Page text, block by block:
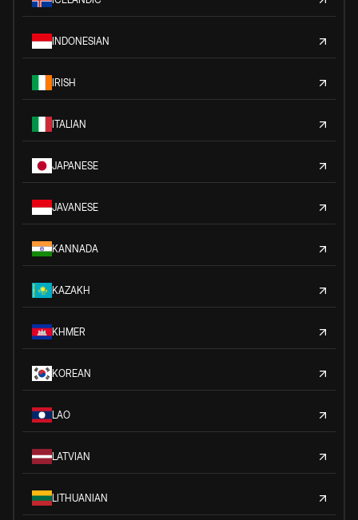
INDONESIAN
IRISH
ITALIAN
JAPANESE
JAVANESE
KANNADA
KAZAKH
KHMER
KOREAN
LAO
LATVIAN
LITHUANIAN